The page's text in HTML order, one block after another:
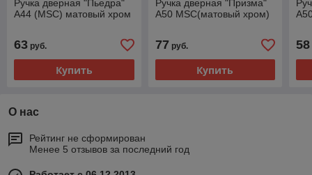
Ручка дверная "Пьедра"
A44 (MSC) матовый хром
63 руб.
Купить
Ручка дверная "Призма"
A50 MSC(матовый хром)
77 руб.
Купить
58
О нас
Рейтинг не сформирован
Менее 5 отзывов за последний год